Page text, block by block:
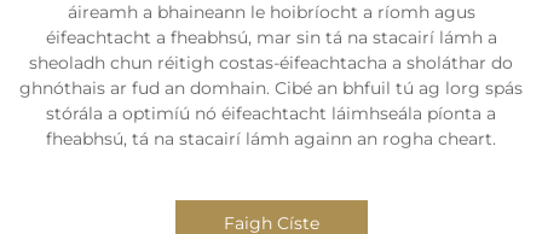
áireamh a bhaineann le hoibríocht a ríomh agus
éifeachtacht a fheabhsú, mar sin tá na stacairí lámh a
sheoladh chun réitigh costas-éifeachtacha a sholáthar do
ghnóthais ar fud an domhain. Cibé an bhfuil tú ag lorg spás
stórála a optimíú nó éifeachtacht láimhseála píonta a
fheabhsú, tá na stacairí lámh againn an rogha cheart.
Faigh Císte